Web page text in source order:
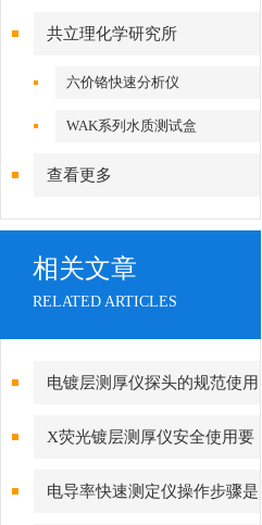
共立理化学研究所
六价铬快速分析仪
WAK系列水质测试盒
查看更多
相关文章
RELATED ARTICLES
电镀层测厚仪探头的规范使用
X荧光镀层测厚仪安全使用要
电导率快速测定仪操作步骤是